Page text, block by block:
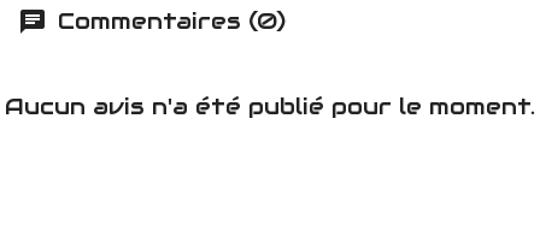
Commentaires (0)
Aucun avis n'a été publié pour le moment.